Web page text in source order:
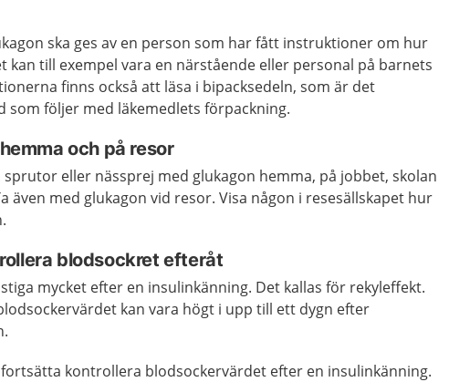
ska ges av en person som har fått instruktioner om hur
kan till exempel vara en närstående eller personal på barnets
finns också att läsa i bipacksedeln, som är det
som följer med läkemedlets förpackning.
och på resor
eller nässprej med glukagon hemma, på jobbet, skolan
även med glukagon vid resor. Visa någon i resesällskapet hur
blodsockret efteråt
mycket efter en insulinkänning. Det kallas för rekyleffekt.
kan vara högt i upp till ett dygn efter
kontrollera blodsockervärdet efter en insulinkänning.